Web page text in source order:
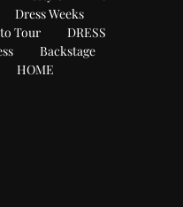
Dress Weeks
Tour
DRESS
Backstage
HOME